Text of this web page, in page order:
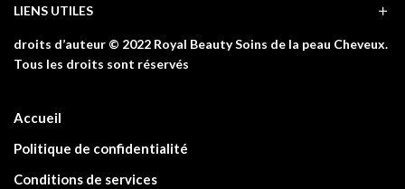
LIENS UTILES
droits d’auteur © 2022 Royal Beauty Soins de la peau Cheveux.
Tous les droits sont réservés
Accueil
Politique de confidentialité
Conditions de services